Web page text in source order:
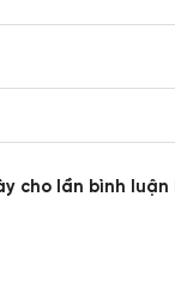
cho lần bình luận